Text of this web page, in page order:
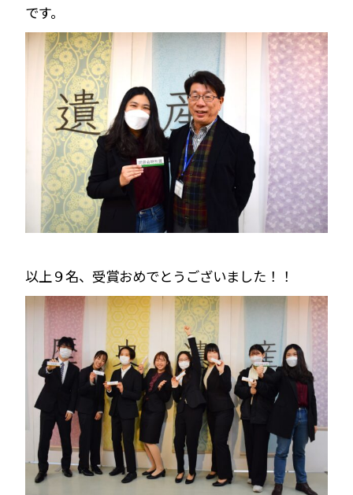
です。
以上９名、受賞おめでとうございました！！